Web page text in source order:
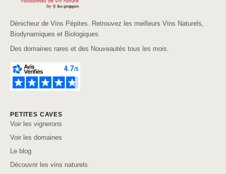
Dénicheur de Vins Pépites. Retrouvez les meilleurs Vins Naturels,
Biodynamiques et Biologiques.
Des domaines rares et des Nouveautés tous les mois.
PETITES CAVES
Voir les vignerons
Voir les domaines
Le blog
Découvrir les vins naturels